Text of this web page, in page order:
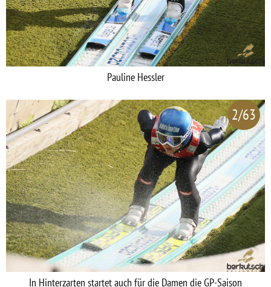
Pauline Hessler
2/63
In Hinterzarten startet auch für die Damen die GP-Saison